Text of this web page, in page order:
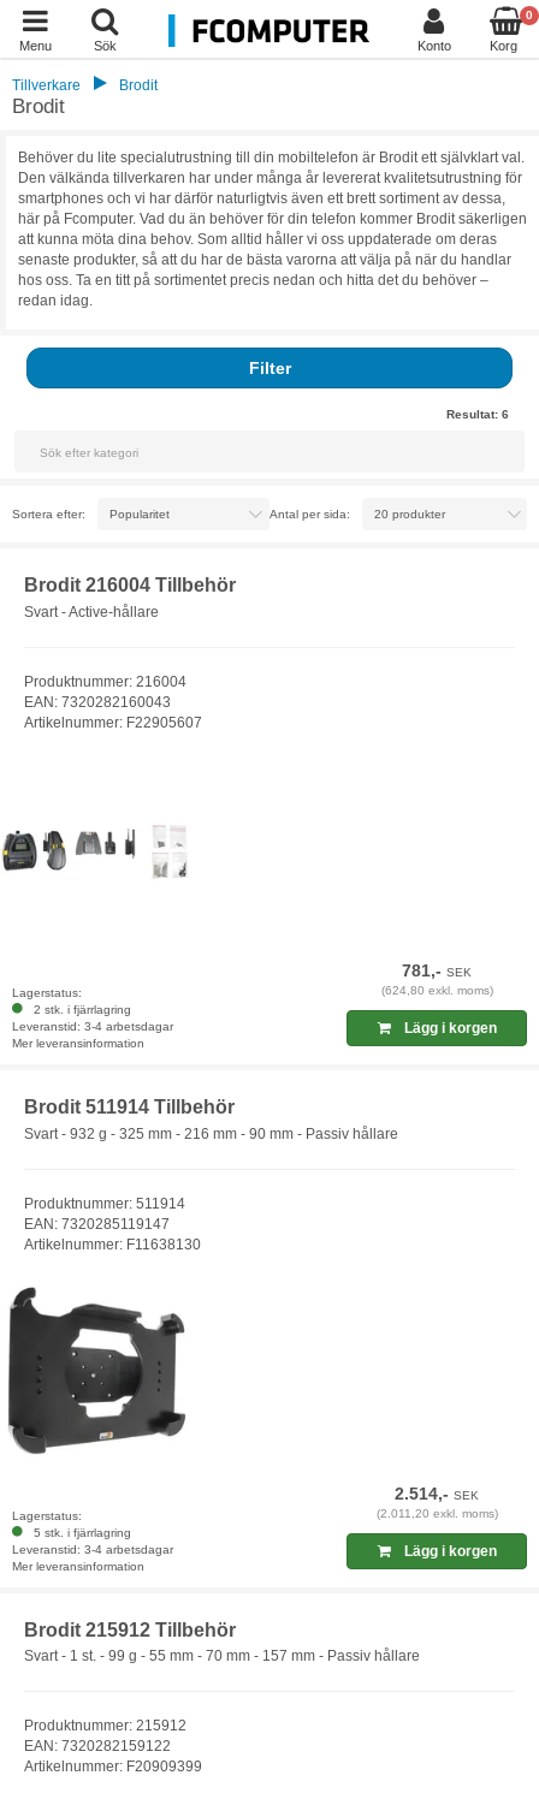
Menu Sök Konto
0
Korg
Tillverkare Brodit
Brodit
Behöver du lite specialutrustning till din mobiltelefon är Brodit ett självklart val.
Den välkända tillverkaren har under många år levererat kvalitetsutrustning för
smartphones och vi har därför naturligtvis även ett brett sortiment av dessa,
här på Fcomputer. Vad du än behöver för din telefon kommer Brodit säkerligen
att kunna möta dina behov. Som alltid håller vi oss uppdaterade om deras
senaste produkter, så att du har de bästa varorna att välja på när du handlar
hos oss. Ta en titt på sortimentet precis nedan och hitta det du behöver –
redan idag.
Filter
Resultat: 6
Sortera efter: Antal per sida:
Brodit 216004 Tillbehör
Svart - Active-hållare
Produktnummer: 216004
EAN: 7320282160043
Artikelnummer: F22905607
Lagerstatus:
2 stk. i fjärrlagring
Leveranstid: 3-4 arbetsdagar
Mer leveransinformation
781,-SEK
(624,80 exkl. moms)
Lägg i korgen
Brodit 511914 Tillbehör
Svart - 932 g - 325 mm - 216 mm - 90 mm - Passiv hållare
Produktnummer: 511914
EAN: 7320285119147
Artikelnummer: F11638130
Lagerstatus:
5 stk. i fjärrlagring
Leveranstid: 3-4 arbetsdagar
Mer leveransinformation
2.514,-SEK
(2.011,20 exkl. moms)
Lägg i korgen
Brodit 215912 Tillbehör
Svart - 1 st. - 99 g - 55 mm - 70 mm - 157 mm - Passiv hållare
Produktnummer: 215912
EAN: 7320282159122
Artikelnummer: F20909399